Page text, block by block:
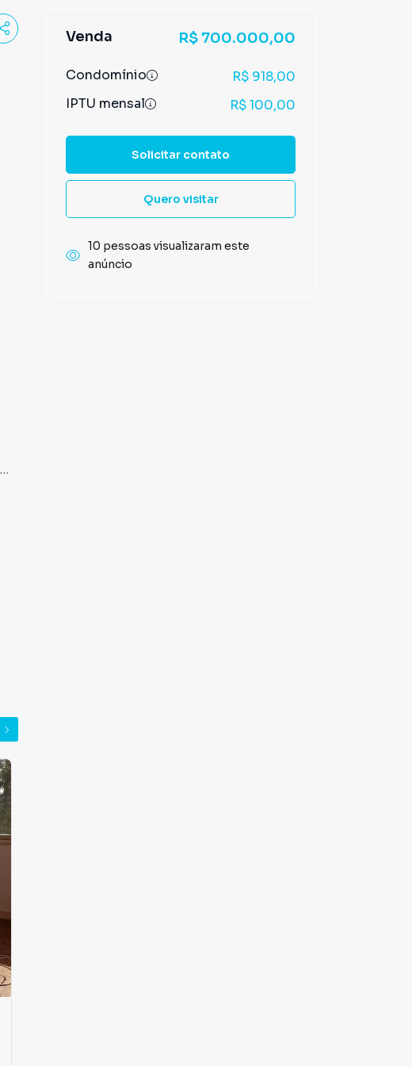
Venda R$ 700.000,00
Condomínio
R$ 918,00
IPTU mensal
R$ 100,00
Solicitar contato
Quero visitar
10 pessoas visualizaram este
anúncio